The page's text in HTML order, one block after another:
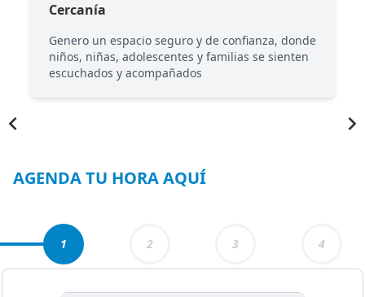
Cercanía
Genero un espacio seguro y de confianza, donde
niños, niñas, adolescentes y familias se sienten
escuchados y acompañados
AGENDA TU HORA AQUÍ
1 2 3 4